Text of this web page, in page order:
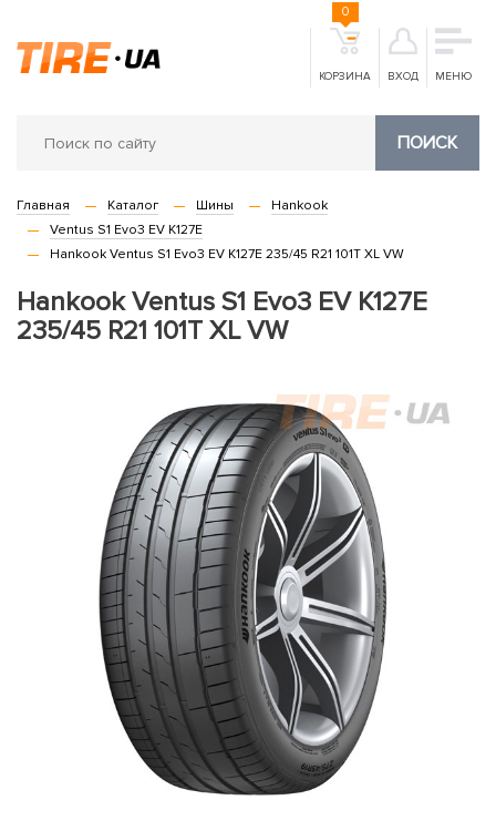
КОРЗИНА
0
ВХОД МЕНЮ
ПОИСК
Главная Каталог Шины
Hankook
Ventus S1 Evo3 EV K127E
Hankook Ventus S1 Evo3 EV K127E 235/45 R21 101T XL VW
Hankook Ventus S1 Evo3 EV K127E
235/45 R21 101T XL VW